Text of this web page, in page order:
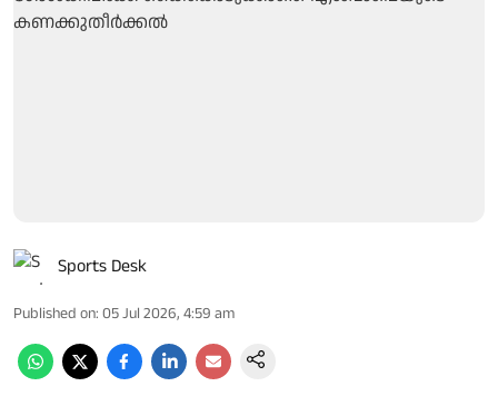
Sports Desk
Published on: 05 Jul 2026, 4:59 am